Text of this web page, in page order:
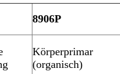
8906P
Körperprimar
(organisch)